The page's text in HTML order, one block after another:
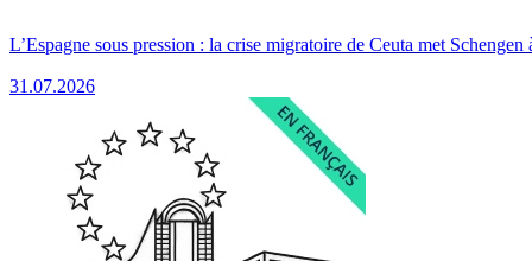
L’Espagne sous pression : la crise migratoire de Ceuta met Schengen
31.07.2026